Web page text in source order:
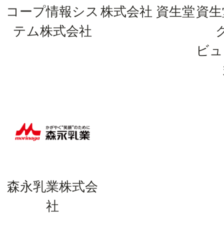
コープ情報シス
テム株式会社
株式会社 資生堂資
ビ
森永乳業株式会
社